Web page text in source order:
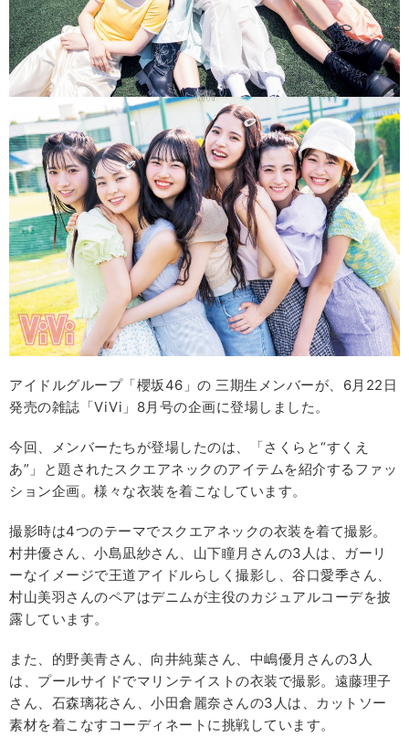
アイドルグループ「櫻坂46」の 三期生メンバーが、6月22日
発売の雑誌「ViVi」8月号の企画に登場しました。
今回、メンバーたちが登場したのは、「さくらと“すくえ
あ”」と題されたスクエアネックのアイテムを紹介するファッ
ション企画。様々な衣装を着こなしています。
撮影時は4つのテーマでスクエアネックの衣装を着て撮影。
村井優さん、小島凪紗さん、山下瞳月さんの3人は、ガーリ
ーなイメージで王道アイドルらしく撮影し、谷口愛季さん、
村山美羽さんのペアはデニムが主役のカジュアルコーデを披
露しています。
また、的野美青さん、向井純葉さん、中嶋優月さんの3人
は、プールサイドでマリンテイストの衣装で撮影。遠藤理子
さん、石森璃花さん、小田倉麗奈さんの3人は、カットソー
素材を着こなすコーディネートに挑戦しています。